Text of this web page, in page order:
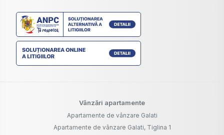
Vânzări apartamente
Apartamente de vânzare Galati
Apartamente de vânzare Galati, Tiglina 1